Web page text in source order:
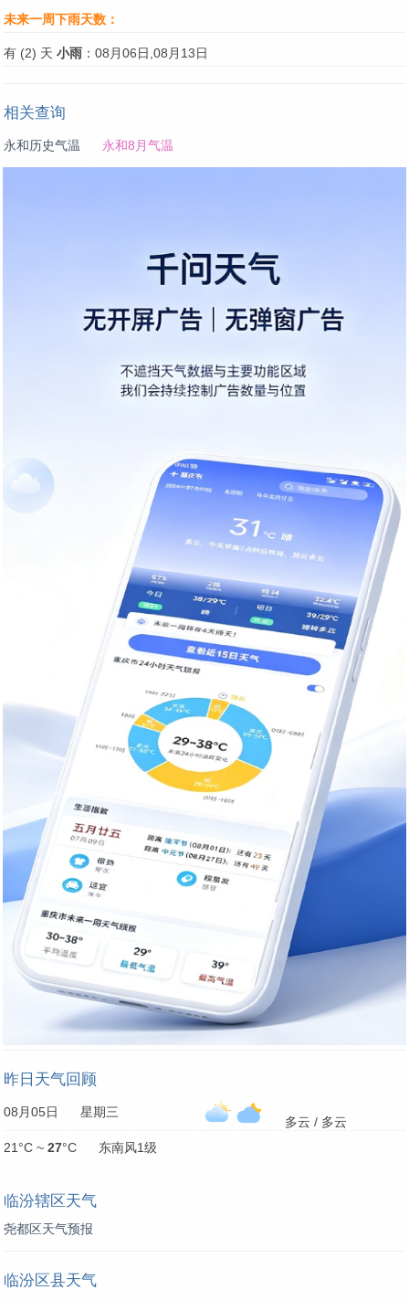
未来一周下雨天数：
有 (2) 天 小雨 ：08月06日,08月13日
相关查询
永和历史气温 永和8月气温
昨日天气回顾
08月05日 星期三
多云 / 多云
21°C ~ 27°C 东南风1级
临汾辖区天气
尧都区天气预报
临汾区县天气